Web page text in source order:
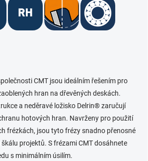
CMT jsou ideálním řešením pro
hran na dřevěných deskách.
a neděravé ložisko Delrin® zaručují
hotových hran. Navrženy pro použití
frézkách, jsou tyto frézy snadno přenosné
projektů. S frézami CMT dosáhnete
s minimálním úsilím.